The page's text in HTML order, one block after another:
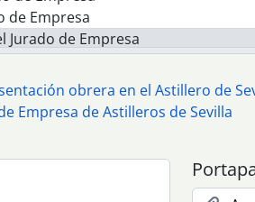
de Empresa
Jurado de Empresa
de Empresa
de Empresa
de Empresa
de Empresa
de Empresa
de Empresa
obrera en el Astillero de
Empresa de Astilleros de Sevilla